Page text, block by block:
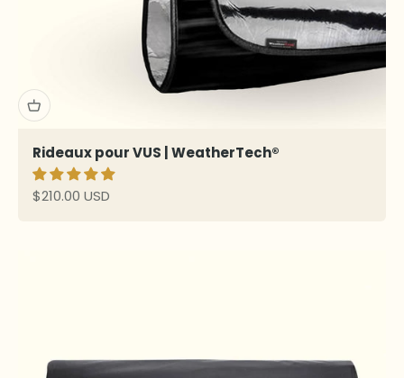
Rideaux pour VUS | WeatherTech®
Prix de vente
$210.00 USD